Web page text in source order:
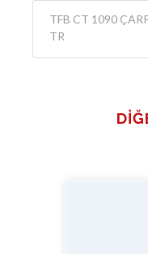
TFB CT 1090
TR